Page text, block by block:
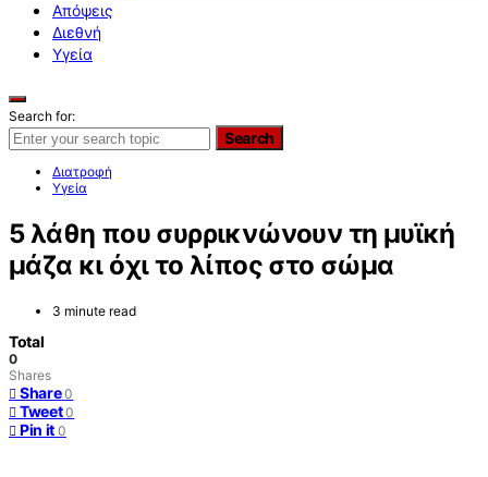
Απόψεις
Διεθνή
Υγεία
Search for:
Search
Διατροφή
Υγεία
5 λάθη που συρρικνώνουν τη μυϊκή
μάζα κι όχι το λίπος στο σώμα
3 minute read
Total
0
Shares
Share 0
Tweet 0
Pin it 0